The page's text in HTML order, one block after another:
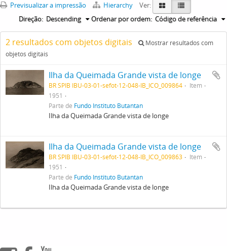
Previsualizar a impressão Hierarchy
Ver:
Ordenar por ordem: Código de referência
Direção: Descending
2 resultados com objetos digitais
Mostrar resultados com
objetos digitais
Ilha da Queimada Grande vista de longe
BR SPIB IBU-03-01-sefot-12-048-IB_ICO_009864
Item
1951
Parte de Fundo Instituto Butantan
Ilha da Queimada Grande vista de longe
Ilha da Queimada Grande vista de longe
BR SPIB IBU-03-01-sefot-12-048-IB_ICO_009863
Item
1951
Parte de Fundo Instituto Butantan
Ilha da Queimada Grande vista de longe